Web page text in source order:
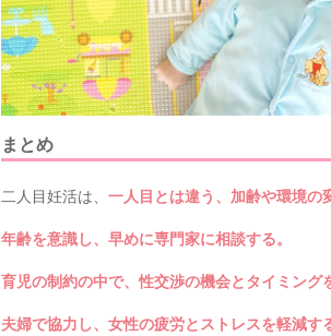
まとめ
二人目妊活は、 一人目とは違う、加齢や環境の
年齢を意識し、早めに専門家に相談する。
育児の制約の中で、性交渉の機会とタイミング
夫婦で協力し、女性の疲労とストレスを軽減す